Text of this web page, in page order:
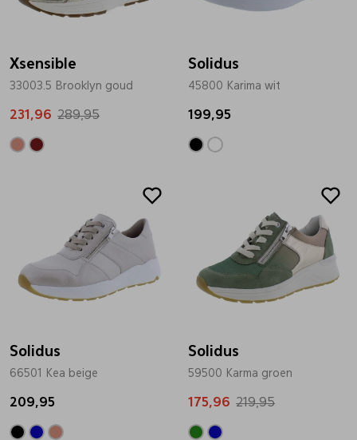
Xsensible
33003.5 Brooklyn goud
231,96 289,95
Solidus
45800 Karima wit
199,95
Solidus
66501 Kea beige
209,95
Solidus
59500 Karma groen
175,96 219,95